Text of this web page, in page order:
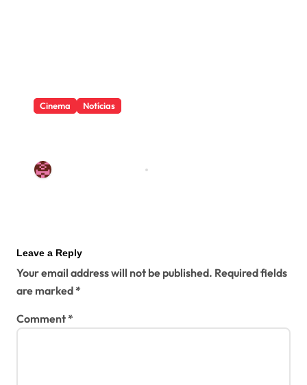
Cinema Notícias
EUA
Leave a Reply
Your email address will not be published. Required fields
are marked*
Comment*